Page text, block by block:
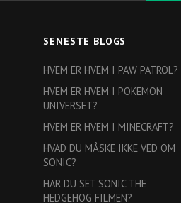
SENESTE BLOGS
HVEM ER HVEM I PAW PATROL?
HVEM ER HVEM I POKEMON
UNIVERSET?
HVEM ER HVEM I MINECRAFT?
HVAD DU MÅSKE IKKE VED OM
SONIC?
HAR DU SET SONIC THE
HEDGEHOG FILMEN?